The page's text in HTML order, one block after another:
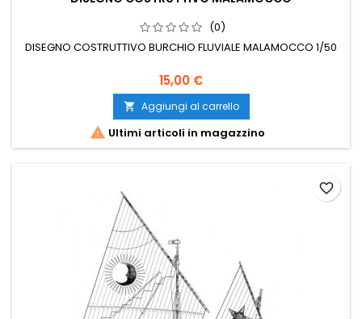
(0)
DISEGNO COSTRUTTIVO BURCHIO FLUVIALE MALAMOCCO 1/50
15,00 €
 Aggiungi al carrello
 Ultimi articoli in magazzino
favorite_border